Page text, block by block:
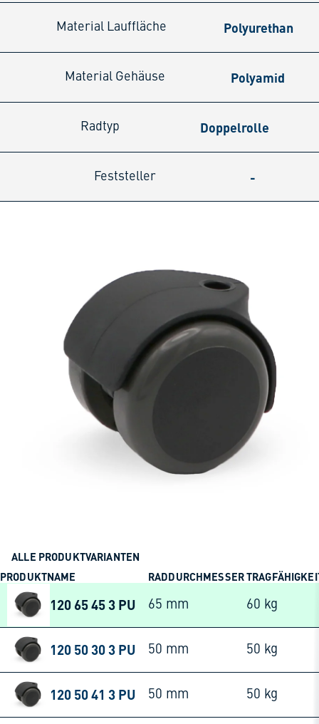
Material Lauffläche Polyurethan
Material Gehäuse Polyamid
Radtyp Doppelrolle
Feststeller -
ALLE PRODUKTVARIANTEN
PRODUKTNAME
RADDURCHMESSER
120 65 45 3 PU 65 mm 60 kg
120 50 30 3 PU 50 mm 50 kg
120 50 41 3 PU 50 mm 50 kg